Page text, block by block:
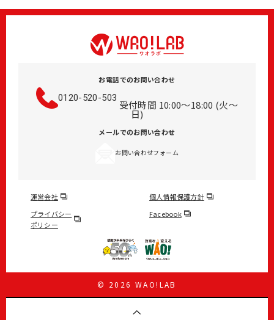
お電話でのお問い合わせ
0120-520-503
受付時間 10:00～18:00 (火～
日)
メールでのお問い合わせ
お問い合わせフォーム
運営会社
個人情報保護方針
プライバシー
ポリシー
Facebook
© 2026 WAO!LAB